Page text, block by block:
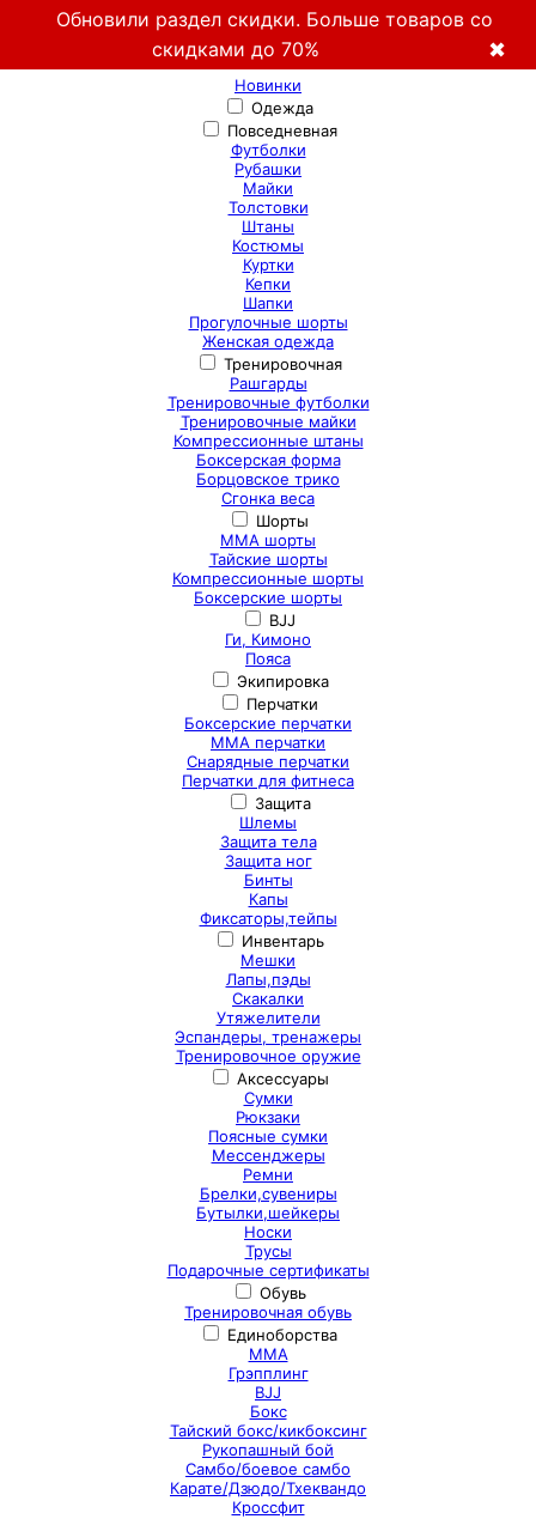
Обновили раздел скидки. Больше товаров со
скидками до 70%
✖
Новинки
Одежда
Повседневная
Футболки
Рубашки
Майки
Толстовки
Штаны
Костюмы
Куртки
Кепки
Шапки
Прогулочные шорты
Женская одежда
Тренировочная
Рашгарды
Тренировочные футболки
Тренировочные майки
Компрессионные штаны
Боксерская форма
Борцовское трико
Сгонка веса
Шорты
ММА шорты
Тайские шорты
Компрессионные шорты
Боксерские шорты
BJJ
Ги, Кимоно
Пояса
Экипировка
Перчатки
Боксерские перчатки
ММА перчатки
Снарядные перчатки
Перчатки для фитнеса
Защита
Шлемы
Защита тела
Защита ног
Бинты
Капы
Фиксаторы,тейпы
Инвентарь
Мешки
Лапы,пэды
Скакалки
Утяжелители
Эспандеры, тренажеры
Тренировочное оружие
Аксессуары
Сумки
Рюкзаки
Поясные сумки
Мессенджеры
Ремни
Брелки,сувениры
Бутылки,шейкеры
Носки
Трусы
Подарочные сертификаты
Обувь
Тренировочная обувь
Единоборства
ММА
Грэпплинг
BJJ
Бокс
Тайский бокс/кикбоксинг
Рукопашный бой
Самбо/боевое самбо
Карате/Дзюдо/Тхеквандо
Кроссфит